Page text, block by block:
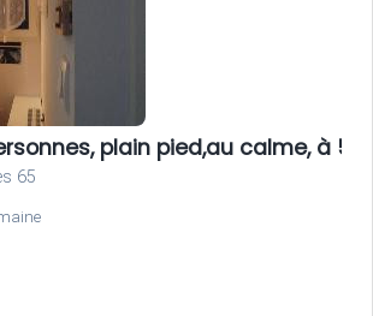
plain pied,au calme, à 5
65